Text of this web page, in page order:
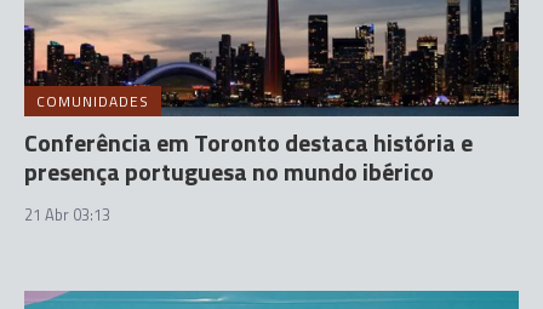
COMUNIDADES
Conferência em Toronto destaca história e
presença portuguesa no mundo ibérico
21 Abr 03:13